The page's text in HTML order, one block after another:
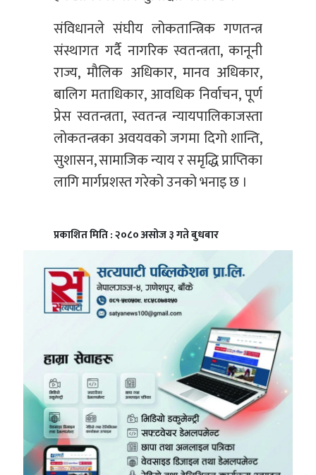
संविधानले संघीय लोकतान्त्रिक गणतन्त्र
संस्थागत गर्दै नागरिक स्वतन्त्रता, कानूनी
राज्य, मौलिक अधिकार, मानव अधिकार,
बालिग मताधिकार, आवधिक निर्वाचन, पूर्ण
प्रेस स्वतन्त्रता, स्वतन्त्र न्यायपालिकाजस्ता
लोकतन्त्रका अवयवको जगमा दिगो शान्ति,
सुशासन, सामाजिक न्याय र समृद्धि प्राप्तिका
लागि मार्गप्रशस्त गरेको उनको भनाइ छ ।
प्रकाशित मिति : २०८० असोज ३ गते बुधबार